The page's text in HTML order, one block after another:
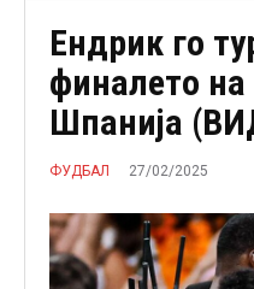
Ендрик го
финалето на
Шпанија
ФУДБАЛ 27/02/2025